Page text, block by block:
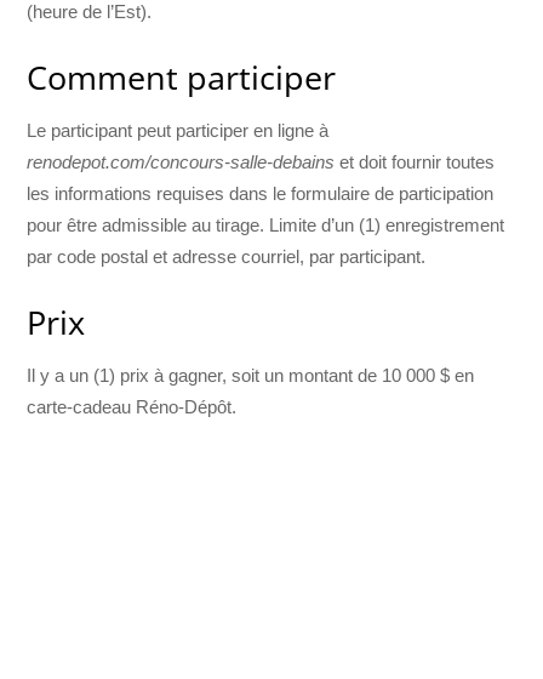
(heure de l’Est).
Comment participer
Le participant peut participer en ligne à
renodepot.com/concours-salle-debains et doit fournir toutes
les informations requises dans le formulaire de participation
pour être admissible au tirage. Limite d’un (1) enregistrement
par code postal et adresse courriel, par participant.
Prix
Il y a un (1) prix à gagner, soit un montant de 10 000 $ en
carte-cadeau Réno-Dépôt.